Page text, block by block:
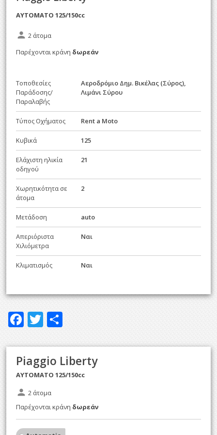
AYTOMATO 125/150cc
person 2 άτομα
Παρέχονται κράνη δωρεάν
Τοποθεσίες
Παράδοσης/
Παραλαβής
Αεροδρόμιο Δημ. Βικέλας (Σύρος),
Λιμάνι Σύρου
Τύπος Οχήματος Rent a Moto
Κυβικά 125
Ελάχιστη ηλικία
οδηγού
21
Χωρητικότητα σε
άτομα
2
Μετάδοση auto
Απεριόριστα
Χιλιόμετρα
Ναι
Κλιματισμός Ναι
F
e
b
o
o
k
T
itt
er
ρ
α
σ
ίτ
ε
Piaggio Liberty
AYTOMATO 125/150cc
person 2 άτομα
Παρέχονται κράνη δωρεάν